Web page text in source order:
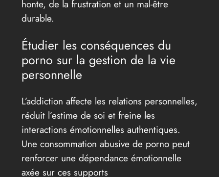
honte, de la frustration et un mal-être
durable.
Étudier les conséquences du
porno sur la gestion de la vie
personnelle
L’addiction affecte les relations personnelles,
réduit l’estime de soi et freine les
interactions émotionnelles authentiques.
Une consommation abusive de porno peut
renforcer une dépendance émotionnelle
axée sur ces supports